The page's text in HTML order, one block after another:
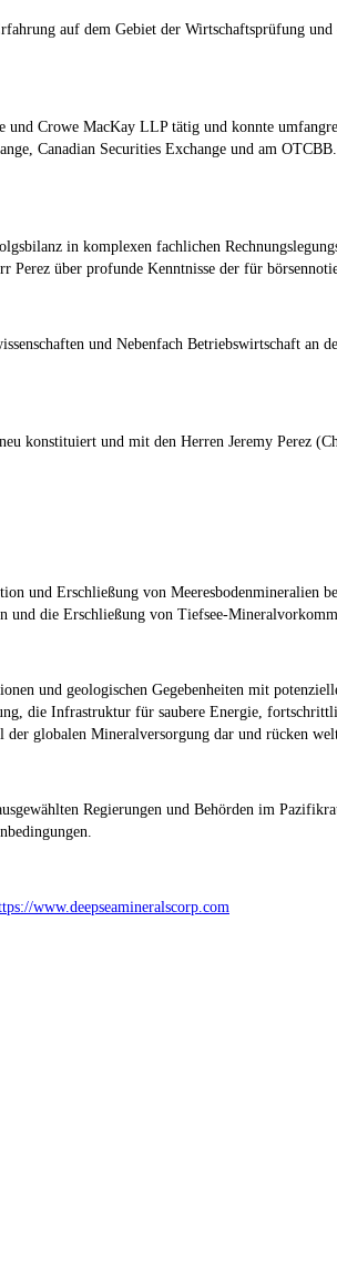
auf dem Gebiet der Wirtschaftsprüfung
Crowe MacKay LLP tätig und konnte
Canadian Securities Exchange und am
in komplexen fachlichen
über profunde Kenntnisse der für
und Nebenfach Betriebswirtschaft
konstituiert und mit den Herren Jeremy Perez
und Erschließung von Meeresbodenmineralien
die Erschließung von Tiefsee-
und geologischen Gegebenheiten mit
die Infrastruktur für saubere Energie,
der globalen Mineralversorgung dar und
Regierungen und Behörden im
www.deepseamineralscorp.com